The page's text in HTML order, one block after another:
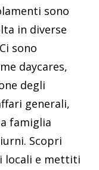
sono
in diverse
sono
daycares,
degli
generali,
famiglia
Scopri
locali e mettiti